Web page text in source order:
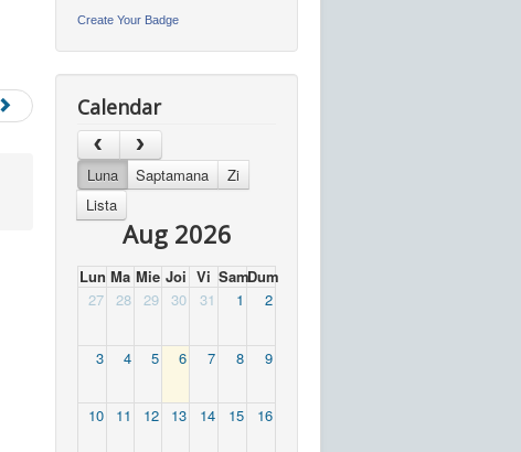
Create Your Badge
Calendar
Luna Saptamana
Zi
Lista
Aug 2026
Lun Ma Mie Joi Vi SamDum
27
28 29 30 31 1 2
3 4 5 6 7 8 9
10 11 12 13 14 15 16